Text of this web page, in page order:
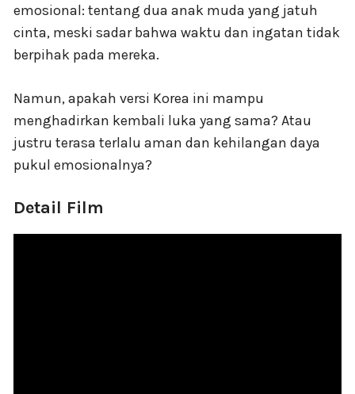
emosional: tentang dua anak muda yang jatuh
cinta, meski sadar bahwa waktu dan ingatan tidak
berpihak pada mereka.
Namun, apakah versi Korea ini mampu
menghadirkan kembali luka yang sama? Atau
justru terasa terlalu aman dan kehilangan daya
pukul emosionalnya?
Detail Film